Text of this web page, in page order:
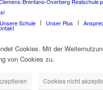
Unsere Schule Unser Plus
Cookies. Mit der
von Cookies zu.
Cookies nicht